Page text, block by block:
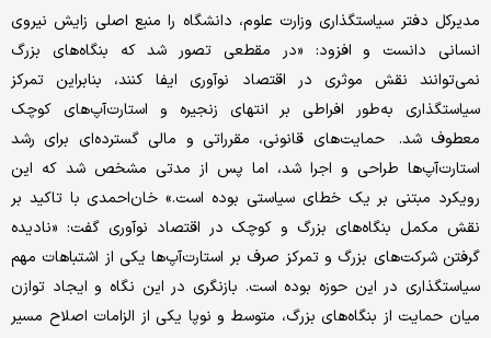
مدیرکل دفتر سیاستگذاری وزارت علوم، دانشگاه را منبع اصلی زایش نیروی
انسانی دانست و افزود: «در مقطعی تصور شد که بنگاه‌های بزرگ
نمی‌توانند نقش موثری در اقتصاد نوآوری ایفا کنند، بنابراین تمرکز
سیاستگذاری به‌طور افراطی بر انتهای زنجیره و استارت‌آپ‌های کوچک
معطوف شد. حمایت‌های قانونی، مقرراتی و مالی گسترده‌ای برای رشد
استارت‌آپ‌ها طراحی و اجرا شد، اما پس از مدتی مشخص شد که این
رویکرد مبتنی بر یک خطای سیاستی بوده است.» خان‌احمدی با تاکید بر
نقش مکمل بنگاه‌های بزرگ و کوچک در اقتصاد نوآوری گفت: «نادیده
‌گرفتن شرکت‌های بزرگ و تمرکز صرف بر استارت‌آپ‌ها یکی از اشتباهات مهم
سیاستگذاری در این حوزه بوده است. بازنگری در این نگاه و ایجاد توازن
میان حمایت از بنگاه‌های بزرگ، متوسط و نوپا یکی از الزامات اصلاح مسیر